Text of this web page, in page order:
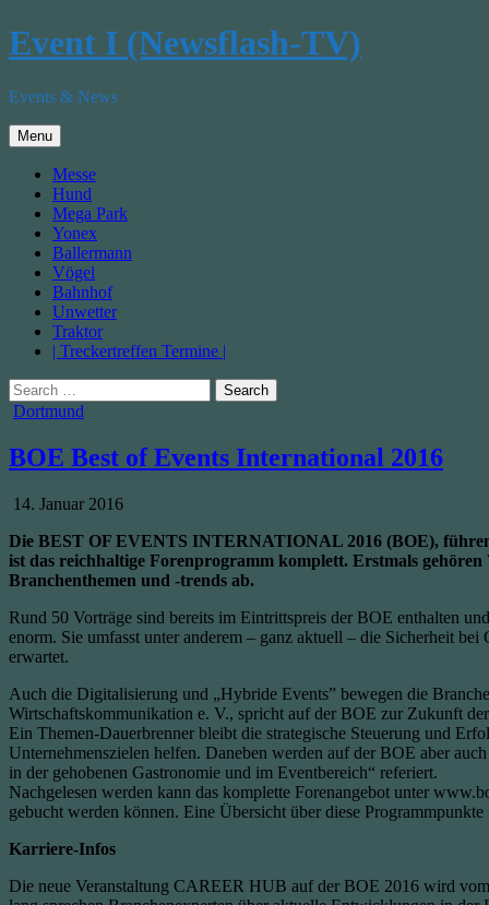
Event I (Newsflash-TV)
Events & News
Menu
Messe
Hund
Mega Park
Yonex
Ballermann
Vögel
Bahnhof
Unwetter
Traktor
| Treckertreffen Termine |
Search
for:
Posted
Dortmund
BOE Best of Events International 2016
Published
14. Januar 2016
Die BEST OF EVENTS INTERNATIONAL 2016 (BOE),
ist das reichhaltige Forenprogramm komplett. Erstmals
Branchenthemen und -trends ab.
Rund 50 Vorträge sind bereits im Eintrittspreis der BOE enthalten
enorm. Sie umfasst unter anderem – ganz aktuell – die Sicherheit
erwartet.
Auch die Digitalisierung und „Hybride Events” bewegen die
Wirtschaftskommunikation e. V., spricht auf der BOE zur Zukunft
Ein Themen-Dauerbrenner bleibt die strategische Steuerung und
Unternehmenszielen helfen. Daneben werden auf der BOE aber
in der gehobenen Gastronomie und im Eventbereich“ referiert.
Nachgelesen werden kann das komplette Forenangebot unter
gebucht werden können. Eine Übersicht über diese
Karriere-Infos
Die neue Veranstaltung CAREER HUB auf der BOE 2016 wird